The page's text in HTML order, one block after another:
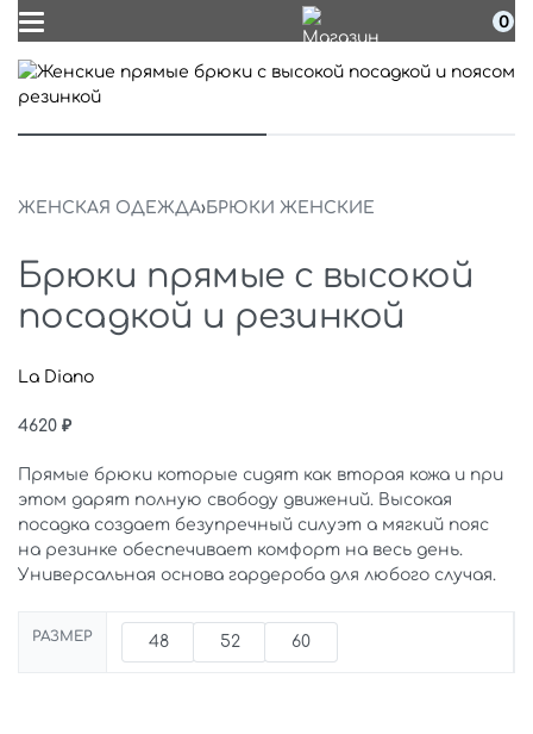
0
ЖЕНСКАЯ ОДЕЖДА›БРЮКИ ЖЕНСКИЕ
Брюки прямые с высокой
посадкой и резинкой
La Diano
4620 ₽
Прямые брюки которые сидят как вторая кожа и при
этом дарят полную свободу движений. Высокая
посадка создает безупречный силуэт а мягкий пояс
на резинке обеспечивает комфорт на весь день.
Универсальная основа гардероба для любого случая.
РАЗМЕР 48 52 60